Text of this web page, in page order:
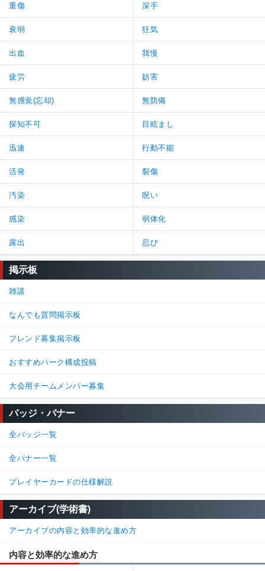
重傷 深手
衰弱 狂気
出血 我慢
疲労 妨害
無感覚(忘却) 無防備
探知不可 目眩まし
迅速 行動不能
活発 裂傷
汚染 呪い
感染 弱体化
露出 忍び
掲示板
雑談
なんでも質問掲示板
フレンド募集掲示板
おすすめパーク構成投稿
大会用チームメンバー募集
バッジ・バナー
全バッジ一覧
全バナー一覧
プレイヤーカードの仕様解説
アーカイブ(学術書)
アーカイブの内容と効率的な進め方
内容と効率的な進め方